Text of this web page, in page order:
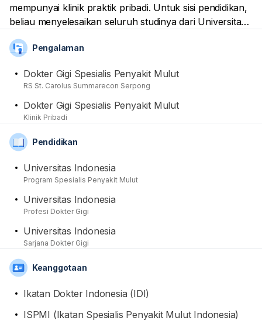
mempunyai klinik praktik pribadi. Untuk sisi pendidikan,
beliau menyelesaikan seluruh studinya dari Universitas
Indonesia.
penyakit di jaringan mulut. Kasus ekstremnya adalah
tumor ataupun kanker. Bisa juga dengan hal yang
timbul akibat kebiasan buruk kehidupan. Contohnya
merokok, makanan keras, dan lain-lain.
Untuk organisasi, beliau tercatat di anggota aktif dari
Ikatan Dokter Indonesia (IDI), Persatuan Dokter Gigi
(IPMI).
Pengalaman
Dokter Gigi Spesialis Penyakit Mulut
RS St. Carolus Summarecon Serpong
Dokter Gigi Spesialis Penyakit Mulut
Klinik Pribadi
Pendidikan
Universitas Indonesia
Program Spesialis Penyakit Mulut
Universitas Indonesia
Profesi Dokter Gigi
Universitas Indonesia
Sarjana Dokter Gigi
Keanggotaan
Ikatan Dokter Indonesia (IDI)
ISPMI (Ikatan Spesialis Penyakit Mulut Indonesia)